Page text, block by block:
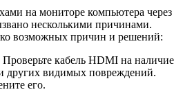
на мониторе компьютера через
несколькими причинами.
возможных причин и решений:
кабель HDMI на наличие
других видимых повреждений.
его.